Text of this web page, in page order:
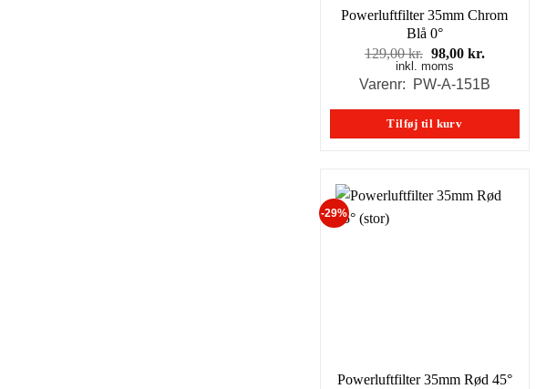
Powerluftfilter 35mm Chrom
Blå 0°
129,00kr. Den
oprindelige
pris
129,00 kr..
98,00 kr.Den
pris
98,00 kr..
inkl. moms
Varenr: PW-A-151B
Tilføj til kurv
-29%
Powerluftfilter 35mm Rød 45°